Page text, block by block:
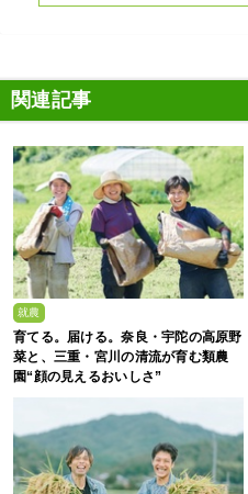
関連記事
就農
育てる。届ける。奈良・宇陀の高原野
菜と、三重・宮川の清流が育む類農
園“顔の見えるおいしさ”